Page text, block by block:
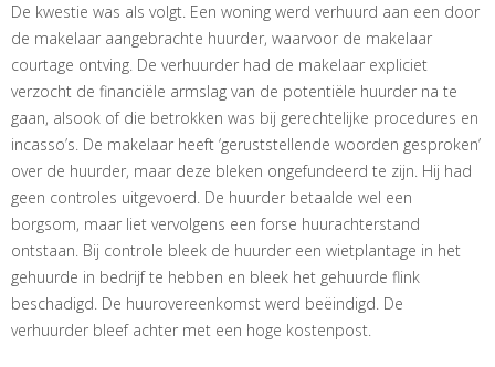
De kwestie was als volgt. Een woning werd verhuurd aan een door
de makelaar aangebrachte huurder, waarvoor de makelaar
courtage ontving. De verhuurder had de makelaar expliciet
verzocht de financiële armslag van de potentiële huurder na te
gaan, alsook of die betrokken was bij gerechtelijke procedures en
incasso’s. De makelaar heeft ‘geruststellende woorden gesproken’
over de huurder, maar deze bleken ongefundeerd te zijn. Hij had
geen controles uitgevoerd. De huurder betaalde wel een
borgsom, maar liet vervolgens een forse huurachterstand
ontstaan. Bij controle bleek de huurder een wietplantage in het
gehuurde in bedrijf te hebben en bleek het gehuurde flink
beschadigd. De huurovereenkomst werd beëindigd. De
verhuurder bleef achter met een hoge kostenpost.